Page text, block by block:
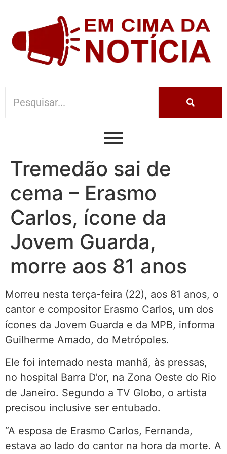
Tremedão sai de
cema – Erasmo
Carlos, ícone da
Jovem Guarda,
morre aos 81 anos
Morreu nesta terça-feira (22), aos 81 anos, o
cantor e compositor Erasmo Carlos, um dos
ícones da Jovem Guarda e da MPB, informa
Guilherme Amado, do Metrópoles.
Ele foi internado nesta manhã, às pressas,
no hospital Barra D’or, na Zona Oeste do Rio
de Janeiro. Segundo a TV Globo, o artista
precisou inclusive ser entubado.
“A esposa de Erasmo Carlos, Fernanda,
estava ao lado do cantor na hora da morte. A